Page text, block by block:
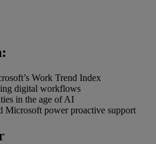
Work Trend Index
digital workflows
in the age of AI
Microsoft power proactive support